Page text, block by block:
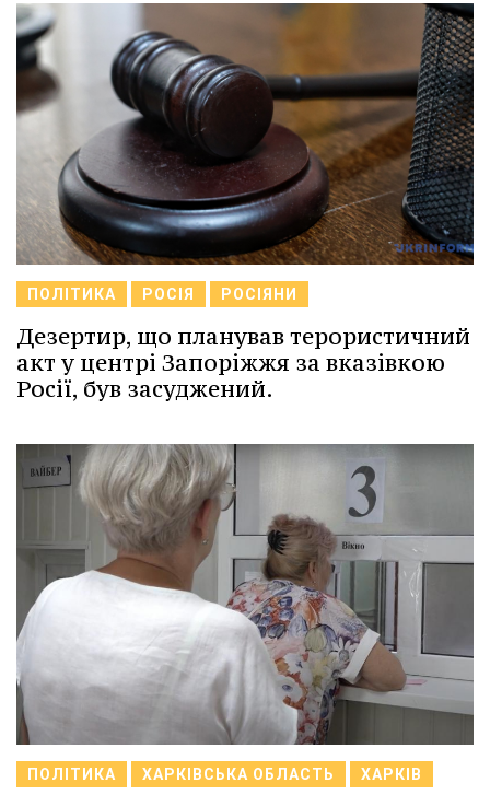
ПОЛІТИКА РОСІЯ РОСІЯНИ
Дезертир, що планував терористичний
акт у центрі Запоріжжя за вказівкою
Росії, був засуджений.
ПОЛІТИКА ХАРКІВСЬКА ОБЛАСТЬ ХАРКІВ